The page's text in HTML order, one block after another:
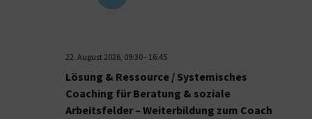
22. August 2026, 09:30- 16:45
Lösung & Ressource / Systemisches
Coaching für Beratung & soziale
Arbeitsfelder – Weiterbildung zum Coach